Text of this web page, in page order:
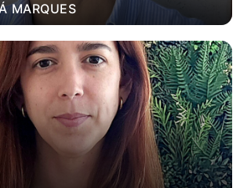
MARQUES